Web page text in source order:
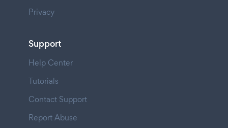
Privacy
Support
Help Center
Tutorials
Contact Support
Report Abuse